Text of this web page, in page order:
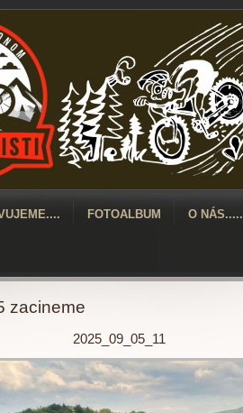
FOTOALBUM O NÁS.....
zacineme
2025_09_05_11